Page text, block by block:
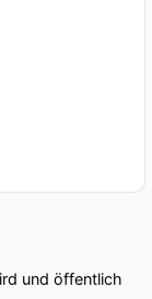
und öffentlich